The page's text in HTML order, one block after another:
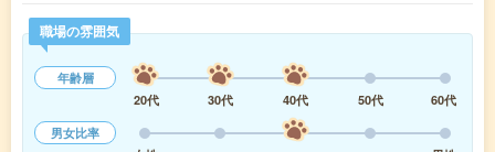
職場の雰囲気
年齢層
20代
30代 40代 50代
60代
男女比率